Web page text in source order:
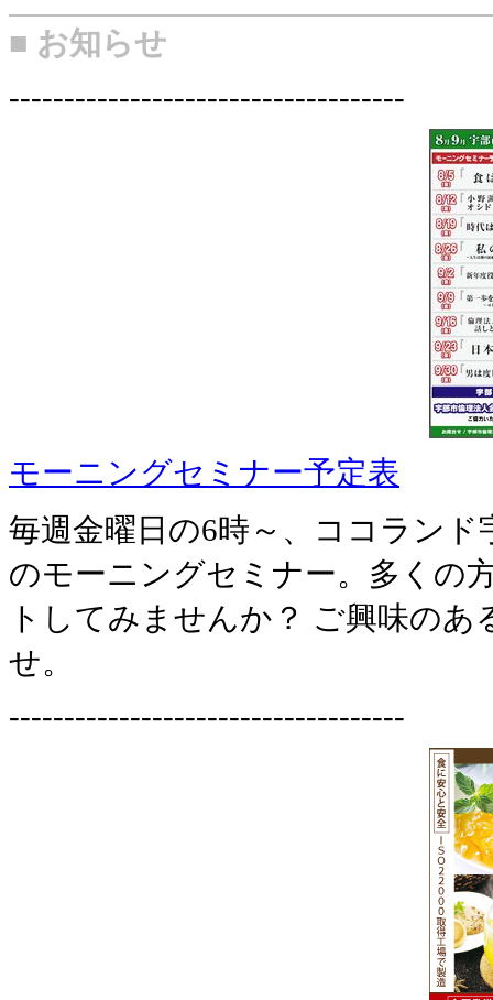
■ お知らせ
------------------------------------
モーニングセミナー予定表
毎週金曜日の6時～、ココラン
のモーニングセミナー。多くの
トしてみませんか？ ご興味の
せ。
------------------------------------